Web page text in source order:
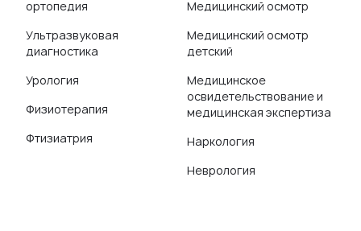
ортопедия
Ультразвуковая
диагностика
Урология
Физиотерапия
Фтизиатрия
Медицинский осмотр
Медицинский осмотр
детский
Медицинское
освидетельствование и
медицинская экспертиза
Наркология
Неврология